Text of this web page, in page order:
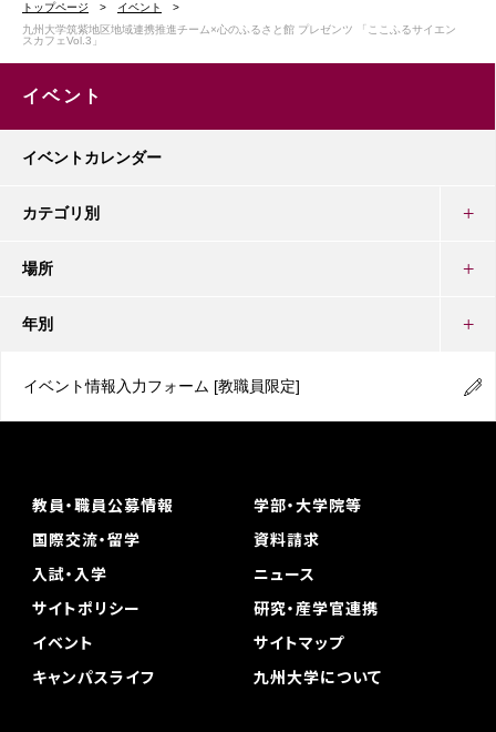
トップページ
イベント
九州大学筑紫地区地域連携推進チーム×心のふるさと館 プレゼンツ 「ここふるサイエン
スカフェVol.3」
イベント
イベントカレンダー
カテゴリ別
場所
年別
イベント情報入力フォーム [教職員限定]
教員・職員公募情報
学部・大学院等
国際交流・留学
資料請求
入試・入学
ニュース
サイトポリシー
研究・産学官連携
イベント
サイトマップ
キャンパスライフ
九州大学について